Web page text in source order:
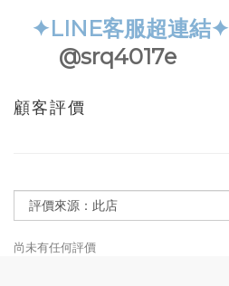
✦LINE客服超連結✦
@srq4017e
顧客評價
尚未有任何評價